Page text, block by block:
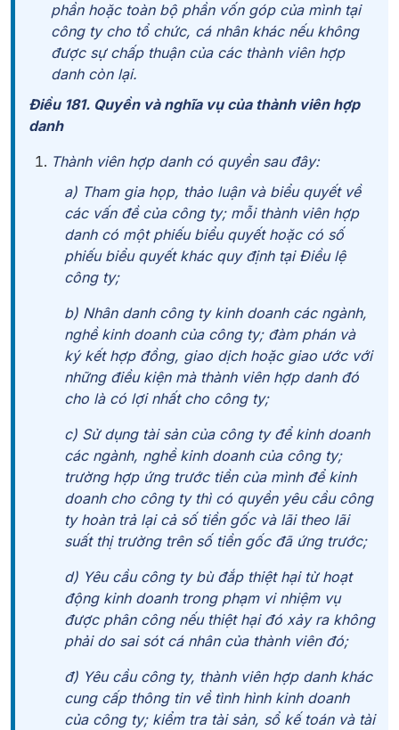
phần hoặc toàn bộ phần vốn góp của mình tại
công ty cho tổ chức, cá nhân khác nếu không
được sự chấp thuận của các thành viên hợp
danh còn lại.
Điều 181. Quyền và nghĩa vụ của thành viên hợp
danh
Thành viên hợp danh có quyền sau đây:
a) Tham gia họp, thảo luận và biểu quyết về
các vấn đề của công ty; mỗi thành viên hợp
danh có một phiếu biểu quyết hoặc có số
phiếu biểu quyết khác quy định tại Điều lệ
công ty;
b) Nhân danh công ty kinh doanh các ngành,
nghề kinh doanh của công ty; đàm phán và
ký kết hợp đồng, giao dịch hoặc giao ước với
những điều kiện mà thành viên hợp danh đó
cho là có lợi nhất cho công ty;
c) Sử dụng tài sản của công ty để kinh doanh
các ngành, nghề kinh doanh của công ty;
trường hợp ứng trước tiền của mình để kinh
doanh cho công ty thì có quyền yêu cầu công
ty hoàn trả lại cả số tiền gốc và lãi theo lãi
suất thị trường trên số tiền gốc đã ứng trước;
d) Yêu cầu công ty bù đắp thiệt hại từ hoạt
động kinh doanh trong phạm vi nhiệm vụ
được phân công nếu thiệt hại đó xảy ra không
phải do sai sót cá nhân của thành viên đó;
đ) Yêu cầu công ty, thành viên hợp danh khác
cung cấp thông tin về tình hình kinh doanh
của công ty; kiểm tra tài sản, sổ kế toán và tài